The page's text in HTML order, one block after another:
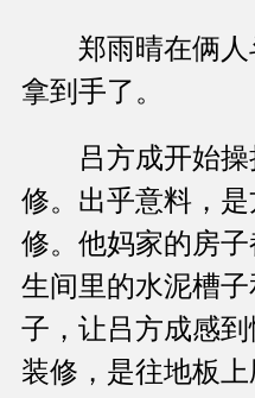
郑雨晴在俩人
拿到手了。
吕方成开始操
修。出乎意料，
修。他妈家的房
生间里的水泥槽
子，让吕方成感
装修，是往地板